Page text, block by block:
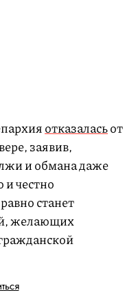
отказаласьот
заявив,
и обмана даже
честно
станет
желающих